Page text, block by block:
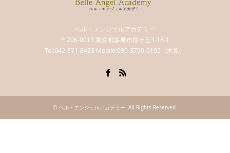
ベル・エンジェルアカデミー
〒206-0013 東京都多摩市桜ケ丘3-18-1
Tel:042-371-8423 Mobile:080-3750-5195（木原）
© ベル・エンジェルアカデミー . All Rights Reserved.